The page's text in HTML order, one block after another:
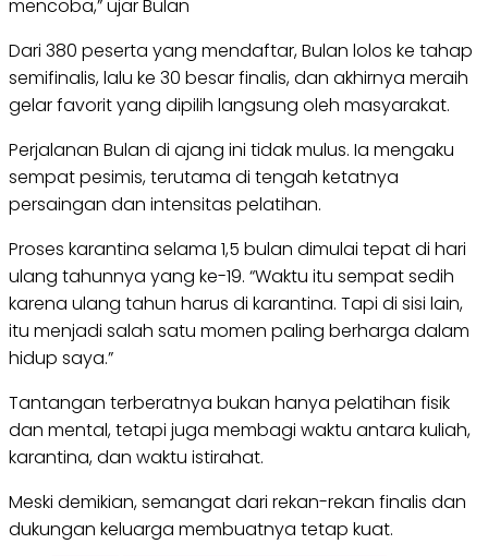
mencoba,” ujar Bulan
Dari 380 peserta yang mendaftar, Bulan lolos ke tahap
semifinalis, lalu ke 30 besar finalis, dan akhirnya meraih
gelar favorit yang dipilih langsung oleh masyarakat.
Perjalanan Bulan di ajang ini tidak mulus. Ia mengaku
sempat pesimis, terutama di tengah ketatnya
persaingan dan intensitas pelatihan.
Proses karantina selama 1,5 bulan dimulai tepat di hari
ulang tahunnya yang ke-19. “Waktu itu sempat sedih
karena ulang tahun harus di karantina. Tapi di sisi lain,
itu menjadi salah satu momen paling berharga dalam
hidup saya.”
Tantangan terberatnya bukan hanya pelatihan fisik
dan mental, tetapi juga membagi waktu antara kuliah,
karantina, dan waktu istirahat.
Meski demikian, semangat dari rekan-rekan finalis dan
dukungan keluarga membuatnya tetap kuat.